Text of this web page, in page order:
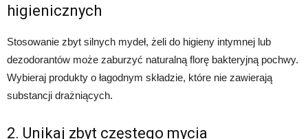
higienicznych
Stosowanie zbyt silnych mydeł, żeli do higieny intymnej lub
dezodorantów może zaburzyć naturalną florę bakteryjną pochwy.
Wybieraj produkty o łagodnym składzie, które nie zawierają
substancji drażniących.
2. Unikaj zbyt częstego mycia